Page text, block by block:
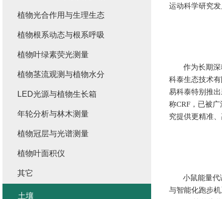
运动科学研究
作为长期深
科泰生态技术
易科泰特别推
称CRF ，已被
究提供更精准
小鼠能量
与智能化跑步
植物光合作用与生理生态
植物根系动态与根系呼吸
植物叶绿素荧光测量
植物茎流观测与植物水分
LED光源与植物生长箱
年轮分析与林木测量
植物冠层与光谱测量
植物叶面积仪
其它
土壤